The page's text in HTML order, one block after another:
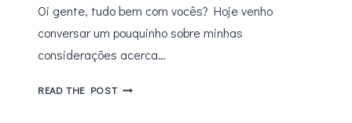
Oi gente, tudo bem com vocês? Hoje venho
conversar um pouquinho sobre minhas
considerações acerca…
READ THE POSTACORDA